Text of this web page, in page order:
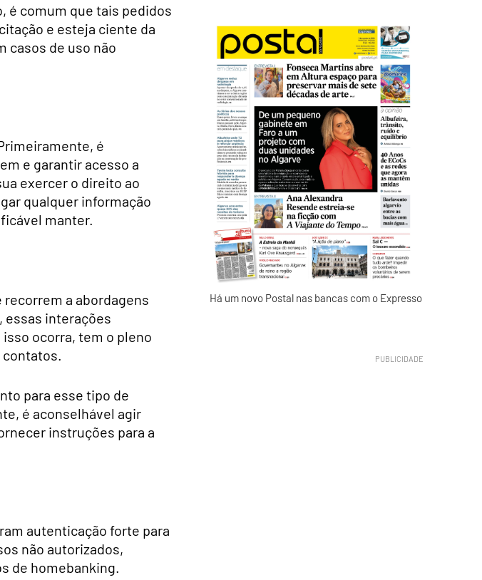
é comum que tais pedidos
e esteja ciente da
casos de uso não
é
e garantir acesso a
exercer o direito ao
qualquer informação
manter.
a abordagens
essas interações
ocorra, tem o pleno
para esse tipo de
é aconselhável agir
instruções para a
autenticação forte para
não autorizados,
de homebanking.
Há um novo Postal nas bancas com o Expresso